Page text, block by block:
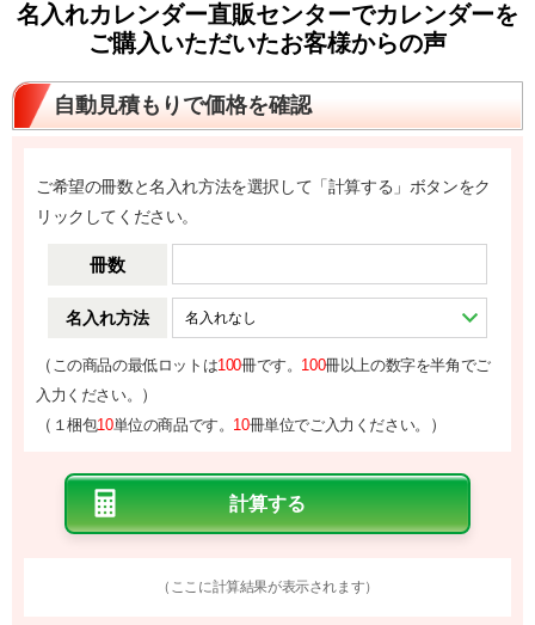
名入れカレンダー直販センターでカレンダーを
ご購入いただいたお客様からの声
自動見積もりで価格を確認
ご希望の冊数と名入れ方法を選択して「計算する」ボタンをク
リックしてください。
冊数
名入れ方法
（ この商品の最低ロットは100冊です。 100冊以上の数字を半角でご
入力ください。
）
（ １梱包10単位の商品です。 10冊単位でご入力ください。 ）
（ここに計算結果が表示されます）